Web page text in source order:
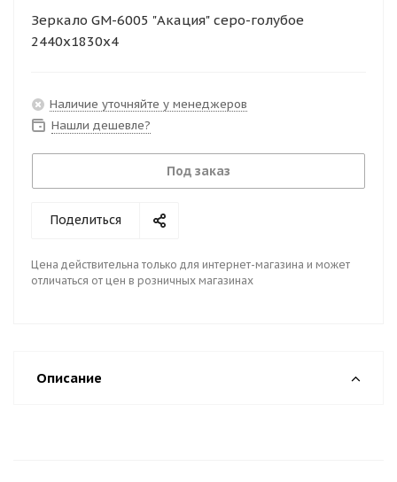
Зеркало GМ-6005 "Акация" серо-голубое
2440х1830х4
Наличие уточняйте у менеджеров
Нашли дешевле?
Под заказ
Поделиться
Цена действительна только для интернет-магазина и может
отличаться от цен в розничных магазинах
Описание